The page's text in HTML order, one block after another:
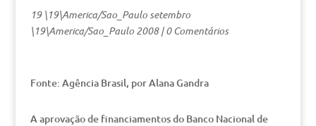
19 \19\America/Sao_Paulo setembro
\19\America/Sao_Paulo 2008|0 Comentários
Fonte: Agência Brasil, por Alana Gandra
A aprovação de financiamentos do Banco Nacional de